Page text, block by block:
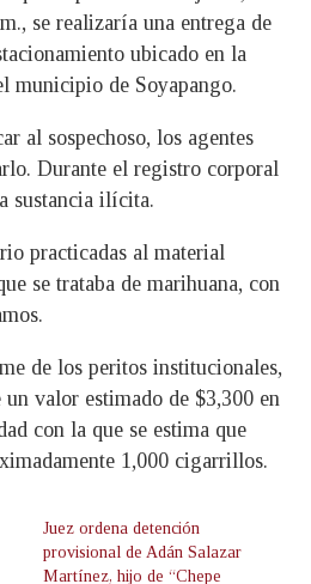
se realizaría una entrega de
ubicado en la
municipio de Soyapango.
al sospechoso, los agentes
Durante el registro corporal
sustancia ilícita.
practicadas al material
se trataba de marihuana, con
de los peritos institucionales,
valor estimado de $3,300 en
con la que se estima que
1,000 cigarrillos.
Juez ordena detención
provisional de Adán Salazar
Martínez, hijo de “Chepe